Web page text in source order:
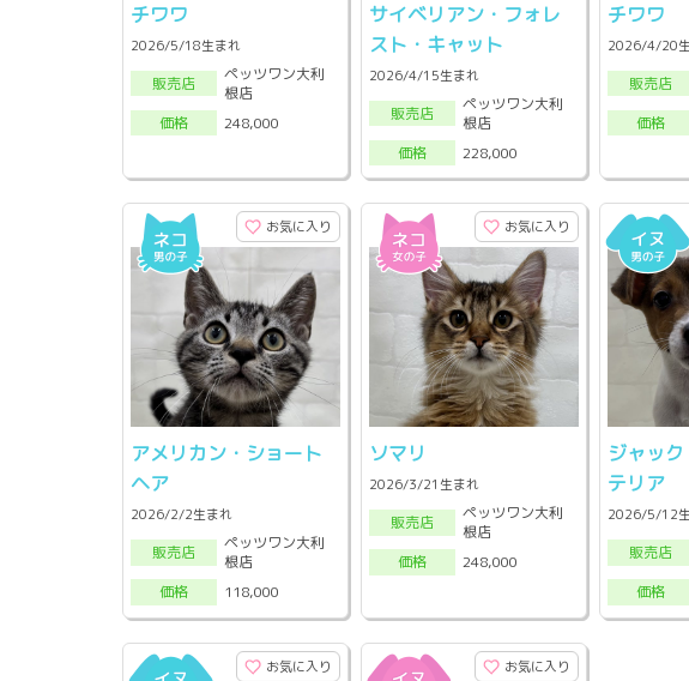
チワワ
2026/5/18生まれ
販売店
ペッツワン大利
根店
価格
248,000
サイベリアン・フォレ
スト・キャット
2026/4/15生まれ
販売店
ペッツワン大利
根店
価格
228,000
チワワ
2026/4/20
販売店
価格
お気に入り
アメリカン・ショート
ヘア
2026/2/2生まれ
販売店
ペッツワン大利
根店
価格
118,000
お気に入り
ソマリ
2026/3/21生まれ
販売店
ペッツワン大利
根店
価格
248,000
ジャック
テリア
2026/5/12
販売店
価格
お気に入り お気に入り